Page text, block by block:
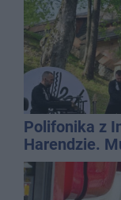
Polifonika z
Harendzie.
Kasprowicza